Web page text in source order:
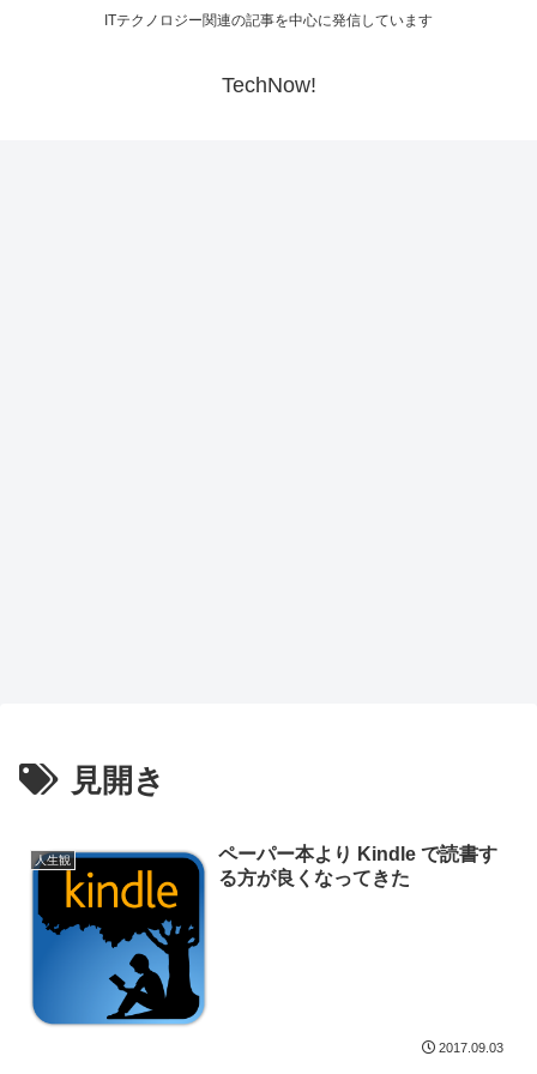
ITテクノロジー関連の記事を中心に発信しています
TechNow!
見開き
人生観
ペーパー本より Kindle で読書す
る方が良くなってきた
2017.09.03